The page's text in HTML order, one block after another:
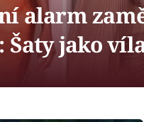
alarm
Šaty jako